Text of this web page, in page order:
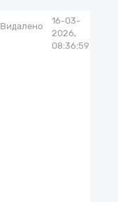
Видалено
16-03-
2026,
08:36:59